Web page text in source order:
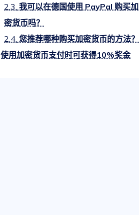
2.3. 我可以在德国使用 PayPal 购买加
密货币吗？
2.4. 您推荐哪种购买加密货币的方法？
使用加密货币支付时可获得10%奖金